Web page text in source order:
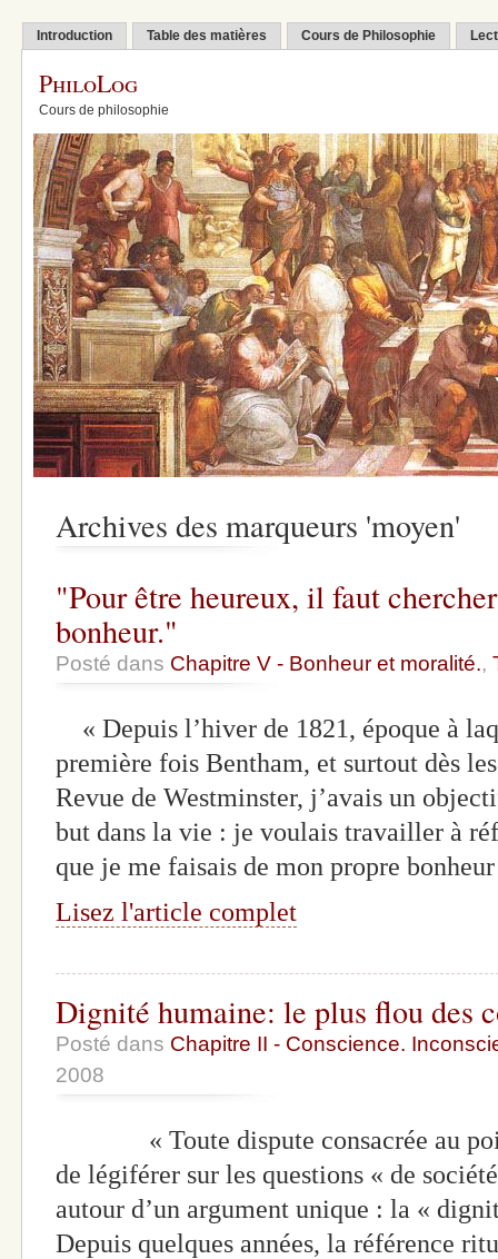
Introduction Table des matières Cours de Philosophie
PhiloLog
Cours de philosophie
Archives des marqueurs 'moyen'
"Pour être heureux, il faut
bonheur."
Posté dans Chapitre V - Bonheur et moralité.,
« Depuis l’hiver de 1821, époque à
première fois Bentham, et surtout dès
Revue de Westminster, j’avais un
but dans la vie : je voulais travailler à
que je me faisais de mon propre
Lisez l'article complet
Dignité humaine: le plus flou des
Posté dans Chapitre II - Conscience.
2008
« Toute dispute consacrée au
de légiférer sur les questions « de
autour d’un argument unique : la «
Depuis quelques années, la référence